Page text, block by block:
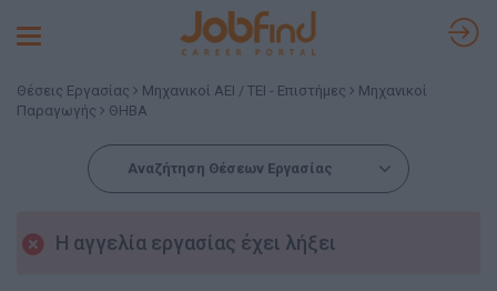
Toggle
Θέσεις Εργασίας Μηχανικοί ΑΕΙ / ΤΕΙ - Επιστήμες
Μηχανικοί
Παραγωγής
ΘΗΒΑ
Αναζήτηση Θέσεων Εργασίας
Η αγγελία εργασίας έχει λήξει